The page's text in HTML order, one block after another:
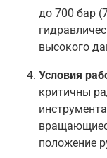
до 700 бар
высокого
Условия
критичны
инструмента
положение